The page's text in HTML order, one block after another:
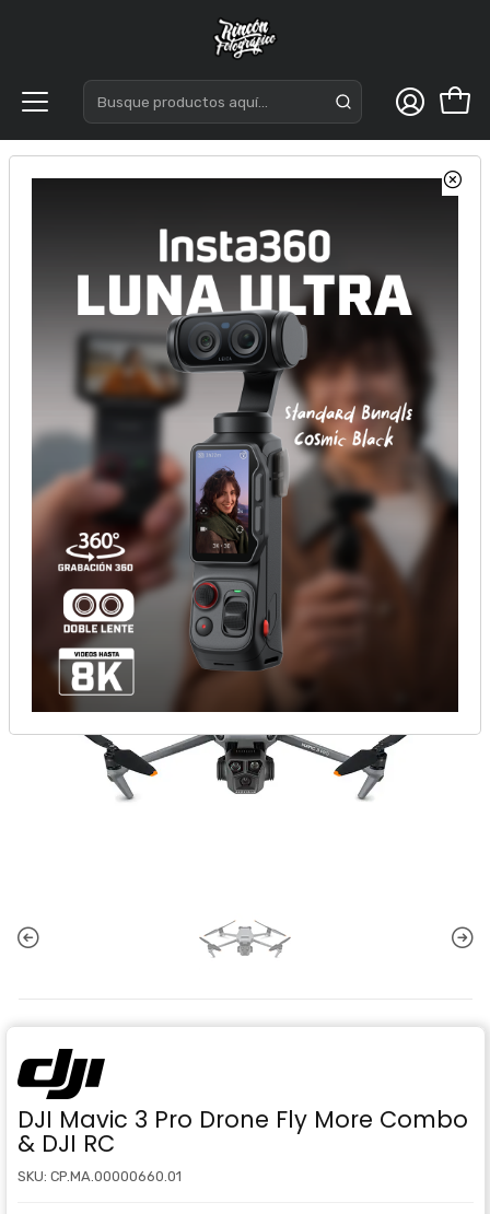
Inicio DJI
Drones
DJI Mavic 3 Pro Drone Fly More Combo & DJI RC
DJI Mavic 3 Pro Drone Fly More Combo
& DJI RC
SKU: CP.MA.00000660.01